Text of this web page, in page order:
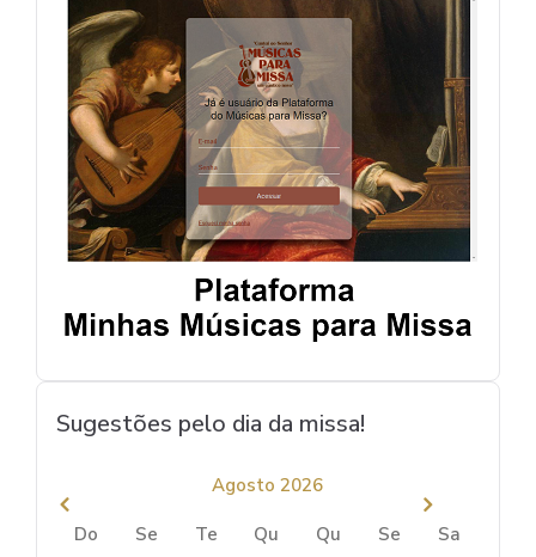
Sugestões pelo dia da missa!
Agosto 2026
Do Se Te Qu Qu Se Sa